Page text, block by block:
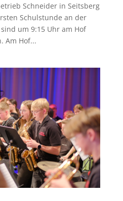
Schneider in Seitsberg
Schulstunde an der
um 9:15 Uhr am Hof
Am Hof...